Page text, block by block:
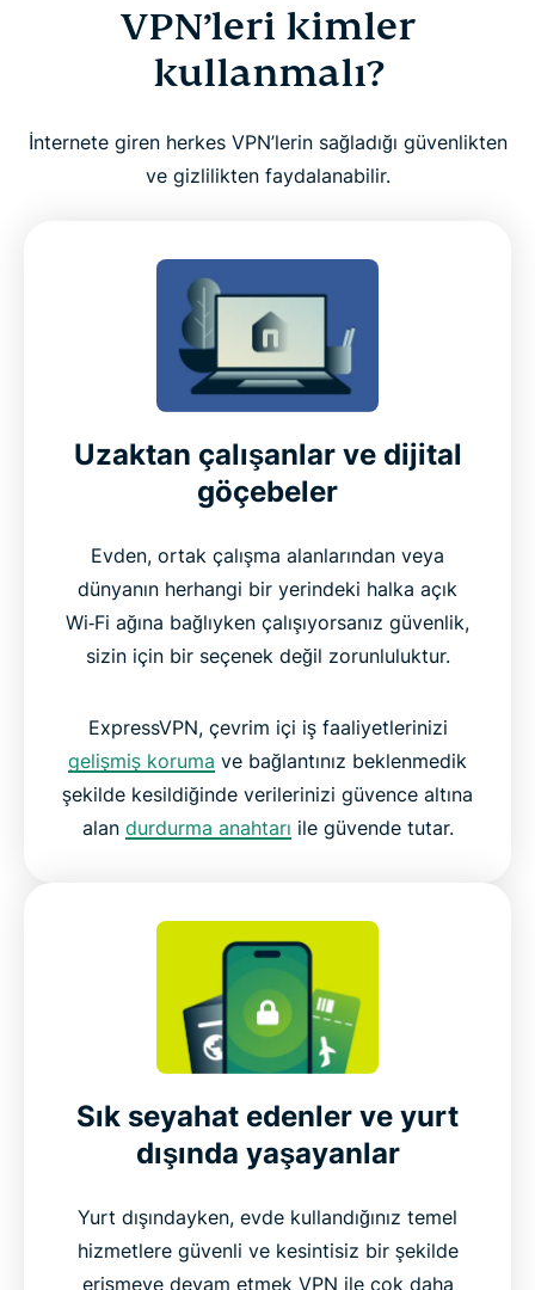
VPN’leri kimler
kullanmalı?
İnternete giren herkes VPN’lerin sağladığı güvenlikten
ve gizlilikten faydalanabilir.
Uzaktan çalışanlar ve dijital
göçebeler
Evden, ortak çalışma alanlarından veya
dünyanın herhangi bir yerindeki halka açık
Wi‑Fi ağına bağlıyken çalışıyorsanız güvenlik,
sizin için bir seçenek değil zorunluluktur.
ExpressVPN, çevrim içi iş faaliyetlerinizi
gelişmiş koruma ve bağlantınız beklenmedik
şekilde kesildiğinde verilerinizi güvence altına
alan durdurma anahtarı ile güvende tutar.
Sık seyahat edenler ve yurt
dışında yaşayanlar
Yurt dışındayken, evde kullandığınız temel
hizmetlere güvenli ve kesintisiz bir şekilde
erişmeye devam etmek VPN ile çok daha